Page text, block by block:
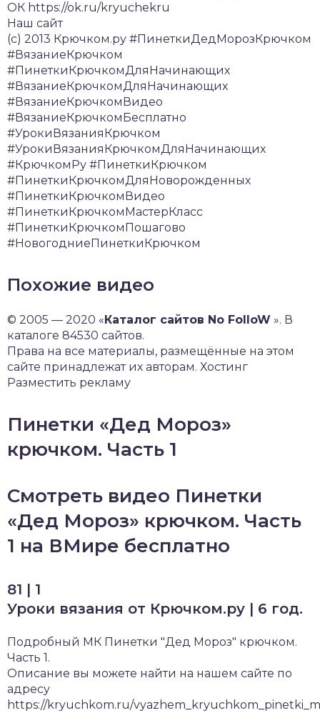
ОК https://ok.ru/kryuchekru
Наш сайт
(c) 2013 Крючком.ру #ПинеткиДедМорозКрючком
#ВязаниеКрючком
#ПинеткиКрючкомДляНачинающих
#ВязаниеКрючкомДляНачинающих
#ВязаниеКрючкомВидео
#ВязаниеКрючкомБесплатно
#УрокиВязанияКрючком
#УрокиВязанияКрючкомДляНачинающих
#КрючкомРу #ПинеткиКрючком
#ПинеткиКрючкомДляНоворожденных
#ПинеткиКрючкомВидео
#ПинеткиКрючкомМастерКласс
#ПинеткиКрючкомПошагово
#НовогодниеПинеткиКрючком
Похожие видео
© 2005 — 2020 « Каталог сайтов No FolloW ». В
каталоге 84530 сайтов.
Права на все материалы, размещённые на этом
сайте принадлежат их авторам. Хостинг
Разместить рекламу
Пинетки «Дед Мороз»
крючком. Часть 1
Смотреть видео Пинетки
«Дед Мороз» крючком. Часть
1 на ВМире бесплатно
81 | 1
Уроки вязания от Крючком.ру | 6 год.
Подробный МК Пинетки "Дед Мороз" крючком.
Часть 1.
Описание вы можете найти на нашем сайте по
адресу
https://kryuchkom.ru/